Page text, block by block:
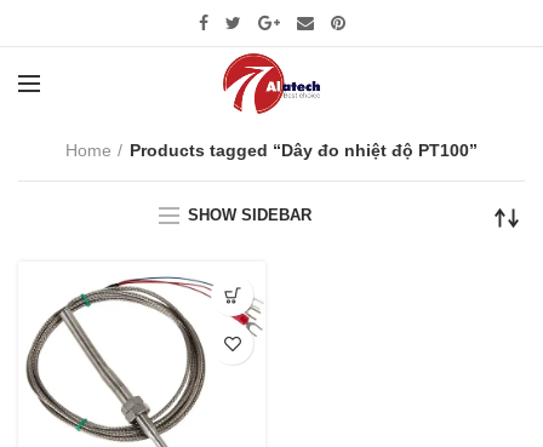
Home Products tagged “Dây đo nhiệt độ PT100”
SHOW SIDEBAR